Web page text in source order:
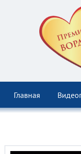
Главная